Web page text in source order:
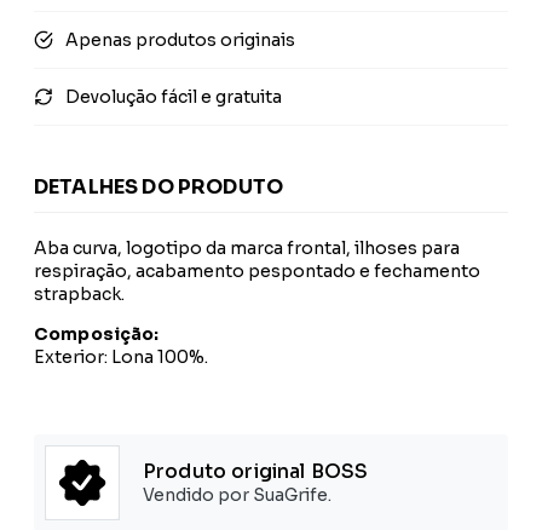
Apenas produtos originais
Devolução fácil e gratuita
DETALHES DO PRODUTO
Aba curva, logotipo da marca frontal, ilhoses para
respiração, acabamento pespontado e fechamento
strapback.
Composição:
Exterior: Lona 100%.
Produto original BOSS
Vendido por SuaGrife.